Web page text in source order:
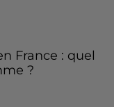
France : quel
?